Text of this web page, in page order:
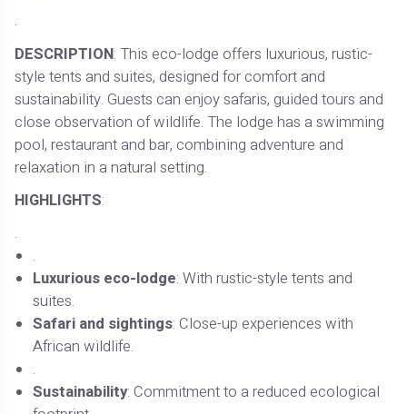
.
DESCRIPTION: This eco-lodge offers luxurious, rustic-
style tents and suites, designed for comfort and
sustainability. Guests can enjoy safaris, guided tours and
close observation of wildlife. The lodge has a swimming
pool, restaurant and bar, combining adventure and
relaxation in a natural setting.
HIGHLIGHTS:
.
.
Luxurious eco-lodge: With rustic-style tents and
suites.
Safari and sightings: Close-up experiences with
African wildlife.
.
Sustainability: Commitment to a reduced ecological